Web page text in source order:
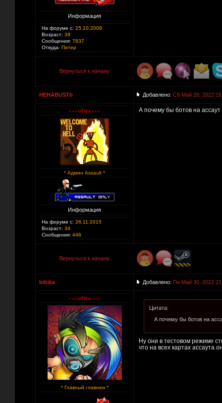
Информация
На форуме с: 25.10.2009
Возраст: 39
Сообщения: 7837
Откуда: Питер
Вернуться к началу
HEHABUSTb Добавлено: Сб Май 28, 2022
* Админ Assault *
Информация
На форуме с: 26.11.2015
Возраст: 34
Сообщения: 446
А почему бы ботов на
Вернуться к началу
bibika Добавлено: Пн Май 30, 2022
* Главный главнюк *
Цитата:
А почему бы ботов на
Ну они в тестовом режиме
что на всех картах ассаута